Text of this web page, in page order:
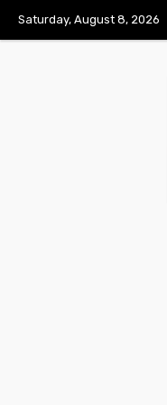
Saturday, August 8, 2026